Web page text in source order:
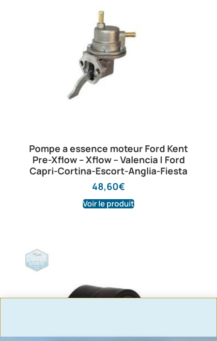
Pompe a essence moteur Ford Kent
Pre-Xflow – Xflow – Valencia | Ford
Capri-Cortina-Escort-Anglia-Fiesta
48,60€
Voir le produit